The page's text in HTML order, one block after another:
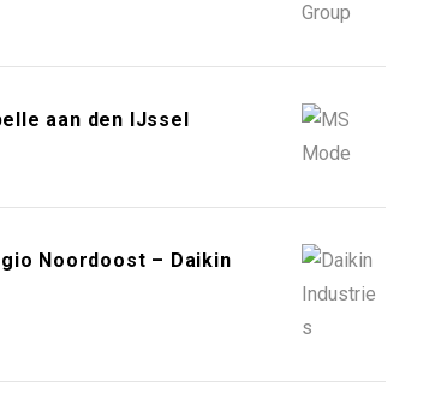
aan den IJssel
Noordoost – Daikin